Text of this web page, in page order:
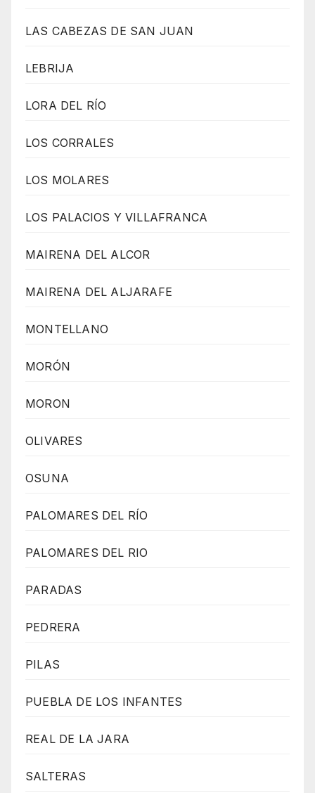
LAS CABEZAS DE SAN JUAN
LEBRIJA
LORA DEL RÍO
LOS CORRALES
LOS MOLARES
LOS PALACIOS Y VILLAFRANCA
MAIRENA DEL ALCOR
MAIRENA DEL ALJARAFE
MONTELLANO
MORÓN
MORON
OLIVARES
OSUNA
PALOMARES DEL RÍO
PALOMARES DEL RIO
PARADAS
PEDRERA
PILAS
PUEBLA DE LOS INFANTES
REAL DE LA JARA
SALTERAS